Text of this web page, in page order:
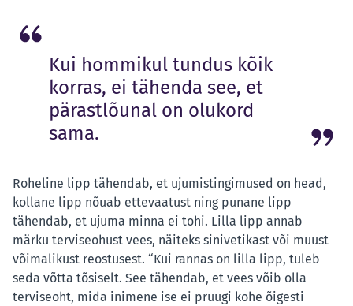
Kui hommikul tundus kõik
korras, ei tähenda see, et
pärastlõunal on olukord
sama.
Roheline lipp tähendab, et ujumistingimused on head,
kollane lipp nõuab ettevaatust ning punane lipp
tähendab, et ujuma minna ei tohi. Lilla lipp annab
märku terviseohust vees, näiteks sinivetikast või muust
võimalikust reostusest. “Kui rannas on lilla lipp, tuleb
seda võtta tõsiselt. See tähendab, et vees võib olla
terviseoht, mida inimene ise ei pruugi kohe õigesti